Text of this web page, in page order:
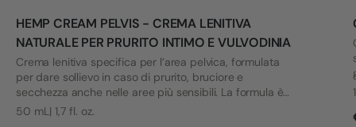
HEMP CREAM PELVIS - CREMA LENITIVA
NATURALE PER PRURITO INTIMO E VULVODINIA
Crema lenitiva specifica per l’area pelvica, formulata
per dare sollievo in caso di prurito, bruciore e
secchezza anche nelle aree più sensibili. La formula è
stata sviluppata tenendo conto delle esigenze di chi
50 mL| 1,7 fl. oz.